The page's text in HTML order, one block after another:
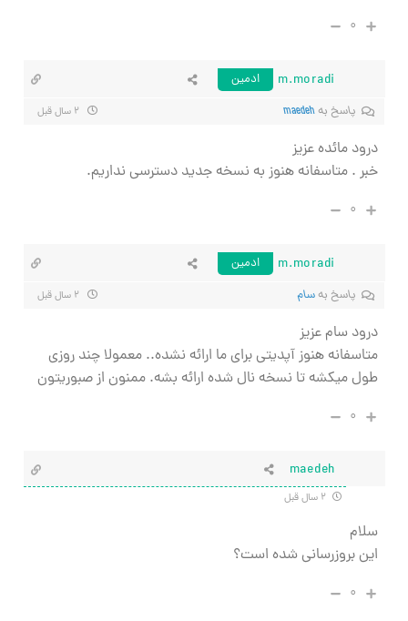
۰
m.moradi
ادمین
پاسخ بهmaedeh
درود مائده عزیز
خبر . متاسفانه هنوز به نسخه جدید دسترسی نداریم.
۰
m.moradi
ادمین
پاسخ بهسام
درود سام عزیز
متاسفانه هنوز آپدیتی برای ما ارائه نشده.. معمولا چند روزی
طول میکشه تا نسخه نال شده ارائه بشه. ممنون از صبوریتون
۰
maedeh
سلام
این بروزرسانی شده است؟
۰